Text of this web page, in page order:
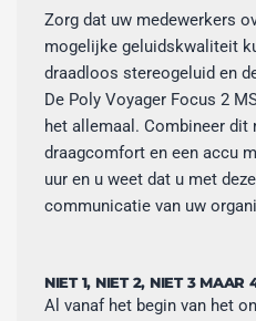
Zorg dat uw medewerkers
mogelijke geluidskwaliteit
draadloos stereogeluid en
De Poly Voyager Focus 2
het allemaal. Combineer dit
draagcomfort en een accu
uur en u weet dat u met
communicatie van uw
NIET 1, NIET 2, NIET 3 MAAR
Al vanaf het begin van het